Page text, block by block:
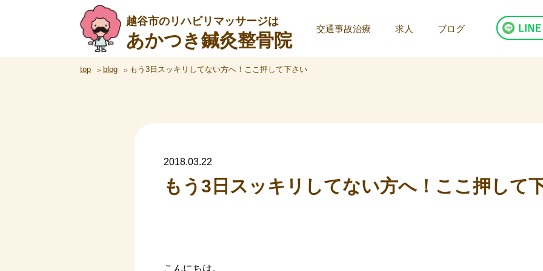
越谷市のリハビリマッサージは
あかつき鍼灸整骨院
交通事故治療 求人 ブログ
top blog もう3日スッキリしてない方へ！ここ押して下さい
2018.03.22
もう3日スッキリしてない方へ！ここ押して
こんにちは。